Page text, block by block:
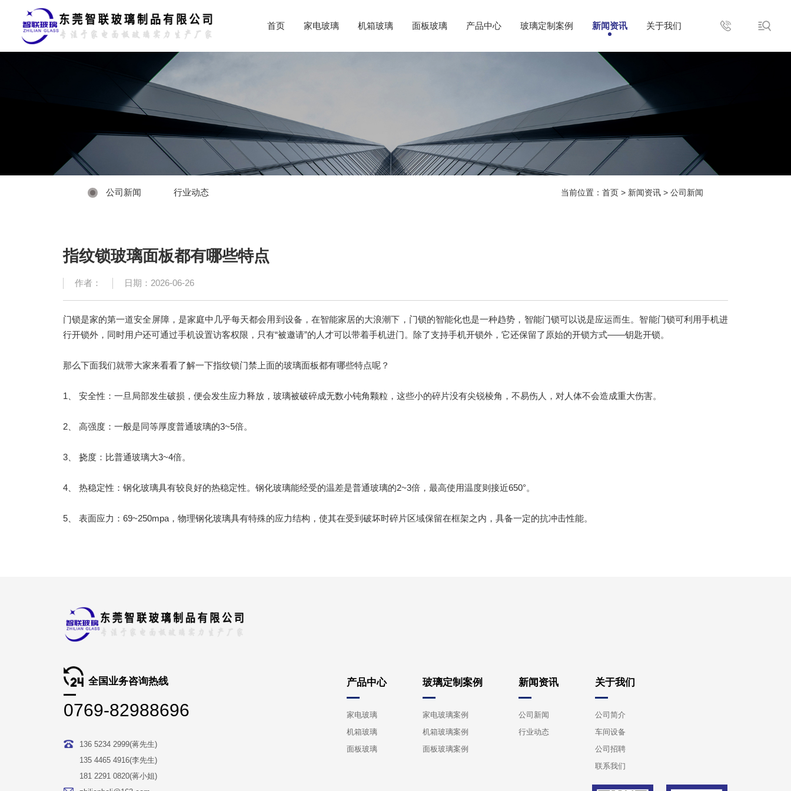
首页 家电玻璃 机箱玻璃 面板玻璃 产品中心 玻璃定制案例 新闻资讯 关于我们
公司新闻 行业动态 当前位置：首页 > 新闻资讯 >公司新闻
指纹锁玻璃面板都有哪些特点
作者： 日期：2026-06-26
门锁是家的第一道安全屏障，是家庭中几乎每天都会用到设备，在智能家居的大浪潮下，门锁的智能化也是一种趋势，智能门锁可以说是应运而生。智能门锁可利用手机进
行开锁外，同时用户还可通过手机设置访客权限，只有“被邀请”的人才可以带着手机进门。除了支持手机开锁外，它还保留了原始的开锁方式——钥匙开锁。
那么下面我们就带大家来看看了解一下指纹锁门禁上面的玻璃面板都有哪些特点呢？
1、 安全性：一旦局部发生破损，便会发生应力释放，玻璃被破碎成无数小钝角颗粒，这些小的碎片没有尖锐棱角，不易伤人，对人体不会造成重大伤害。
2、 高强度：一般是同等厚度普通玻璃的3~5倍。
3、 挠度：比普通玻璃大3~4倍。
4、 热稳定性：钢化玻璃具有较良好的热稳定性。钢化玻璃能经受的温差是普通玻璃的2~3倍，最高使用温度则接近650°。
5、 表面应力：69~250mpa，物理钢化玻璃具有特殊的应力结构，使其在受到破坏时碎片区域保留在框架之内，具备一定的抗冲击性能。
全国业务咨询热线
0769-82988696
136 5234 2999(蒋先生)
135 4465 4916(李先生)
181 2291 0820(蒋小姐)
产品中心
家电玻璃
机箱玻璃
面板玻璃
玻璃定制案例
家电玻璃案例
机箱玻璃案例
面板玻璃案例
新闻资讯
公司新闻
行业动态
关于我们
公司简介
车间设备
公司招聘
联系我们